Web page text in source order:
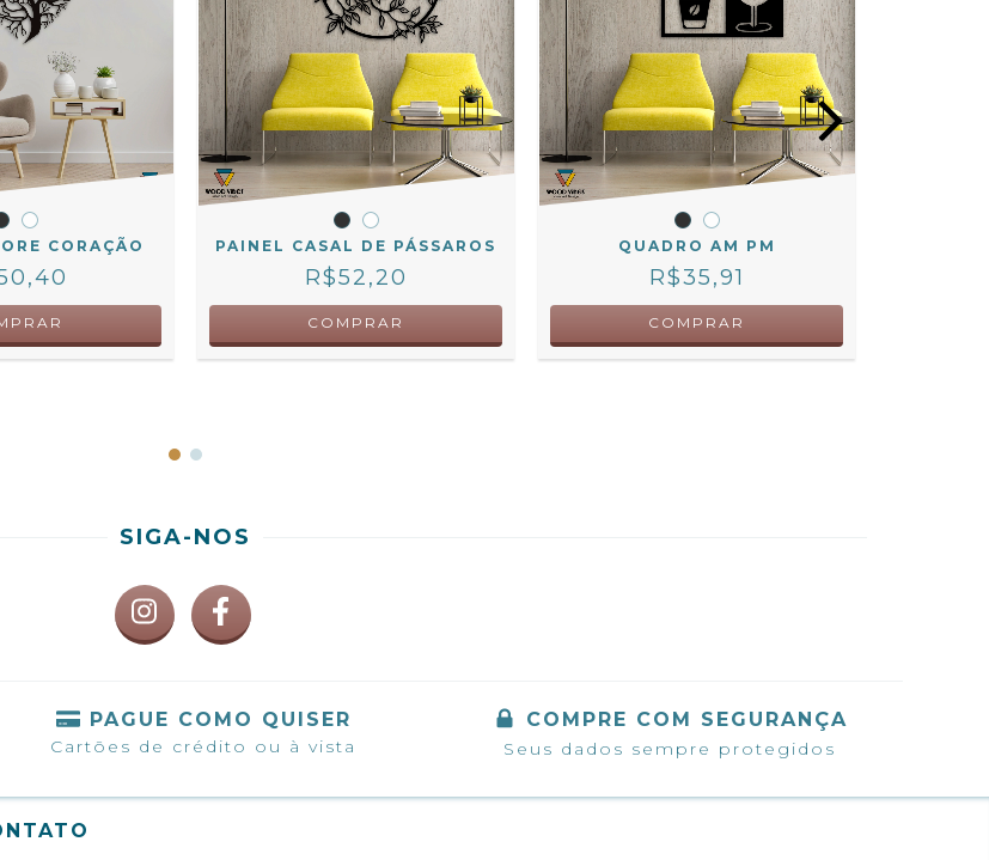
CORAÇÃO PAINEL CASAL DE PÁSSAROS
R$52,20
COMPRAR
QUADRO AM PM
R$35,91
COMPRAR
SIGA-NOS
PAGUE COMO QUISER
Cartões de crédito ou à vista
COMPRE COM SEGURANÇA
Seus dados sempre protegidos